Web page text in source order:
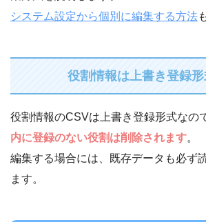
システム設定から個別に編集する方法
役割情報は上書き登録
役割情報のCSVは上書き登録形式なの
内に登録のない役割は削除されます。
編集する場合には、既存データも必ず
ます。